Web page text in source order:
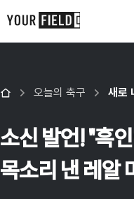
오늘의 축구 새로
소신 발언! "흑
목소리 낸 레알